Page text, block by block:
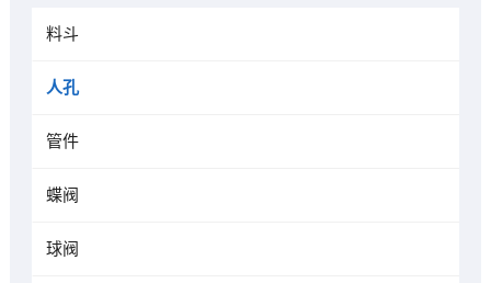
料斗
人孔
管件
蝶阀
球阀